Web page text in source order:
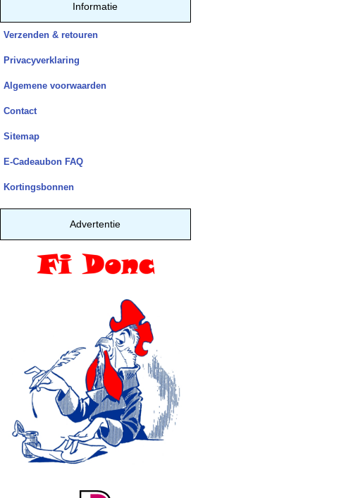
Informatie
Verzenden & retouren
Privacyverklaring
Algemene voorwaarden
Contact
Sitemap
E-Cadeaubon FAQ
Kortingsbonnen
Advertentie